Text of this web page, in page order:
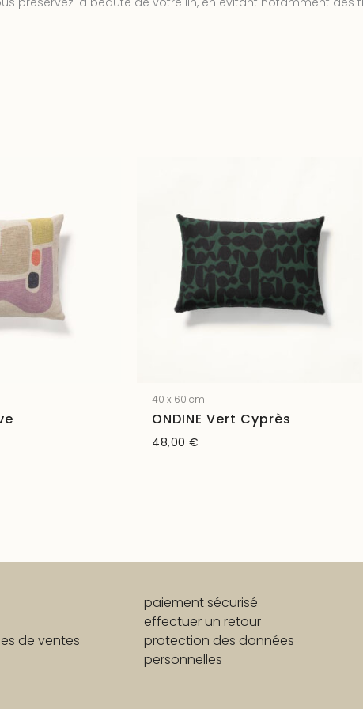
40 x 60 cm
ONDINE Vert Cyprès
48,00€
de ventes
paiement sécurisé
effectuer un retour
protection des données
personnelles